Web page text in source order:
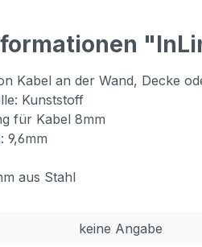
Kabel an der Wand, Decke
Kunststoff
für Kabel 8mm
9,6mm
aus Stahl
keine Angabe